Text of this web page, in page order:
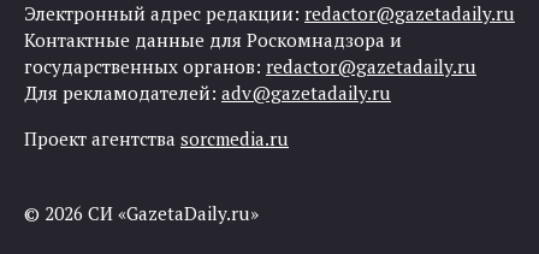
Электронный адрес редакции: redactor@gazetadaily.ru
Контактные данные для Роскомнадзора и
государственных органов: redactor@gazetadaily.ru
Для рекламодателей: adv@gazetadaily.ru
Проект агентства sorcmedia.ru
© 2026 СИ «GazetaDaily.ru»